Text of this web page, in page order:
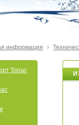
информация ›
Топас